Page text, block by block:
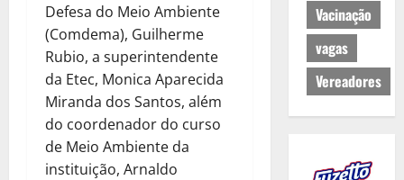
Defesa do Meio Ambiente
(Comdema), Guilherme
Rubio, a superintendente
da Etec, Monica Aparecida
Miranda dos Santos, além
do coordenador do curso
de Meio Ambiente da
instituição, Arnaldo
Vacinação
vagas
Vereadores